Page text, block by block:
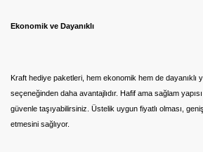
Ekonomik ve Dayanıklı
Kraft hediye paketleri, hem ekonomik hem de dayanıklı
seçeneğinden daha avantajlıdır. Hafif ama sağlam
güvenle taşıyabilirsiniz. Üstelik uygun fiyatlı olması,
etmesini sağlıyor.